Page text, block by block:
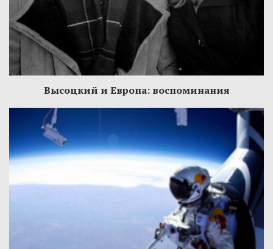
Высоцкий и Европа: воспоминания